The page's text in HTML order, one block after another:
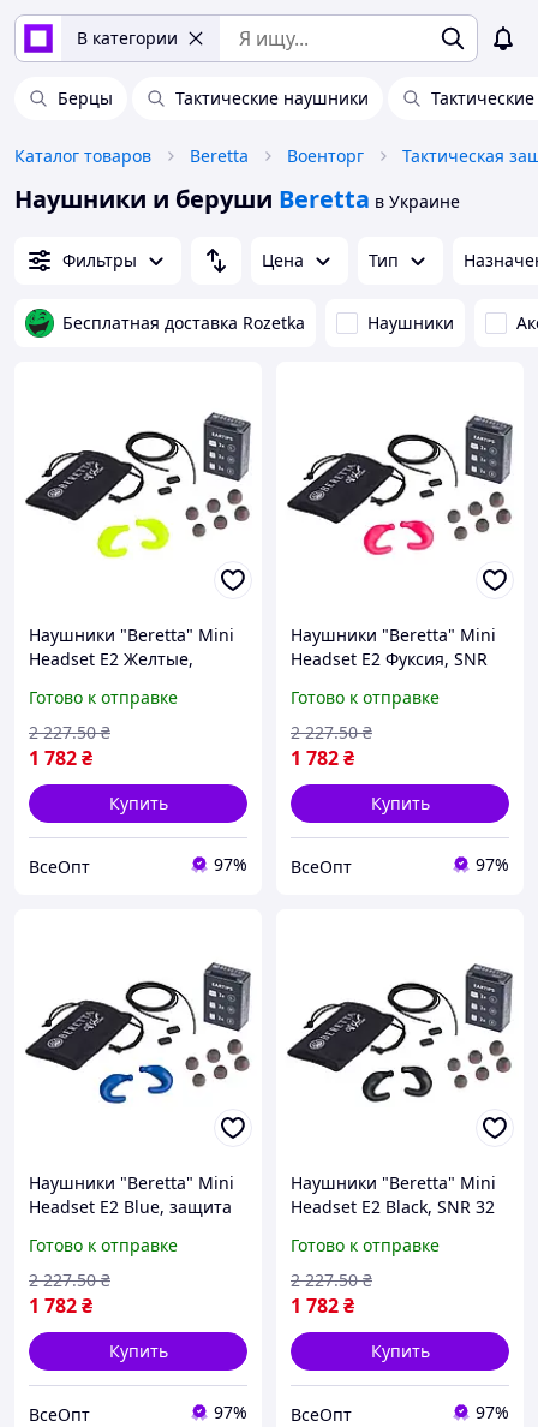
В категории
Берцы Тактические наушники
Каталог товаров Beretta Военторг Тактическая
Наушники и беруши Beretta в Украине
Фильтры Цена Тип
Бесплатная доставка Rozetka Наушники
Наушники "Beretta" Mini
Headset E2 Желтые,
съемный микрофон
Готово к отправке
1 782₴
2 227.50 ₴
Купить
ВсеОпт 97%
Наушники "Beretta" Mini
Headset E2 Фуксия, SNR
микрофон
Готово к отправке
1 782₴
2 227.50 ₴
Купить
ВсеОпт 97%
Наушники "Beretta" Mini
Headset E2 Blue, защита
микрофон
Готово к отправке
1 782₴
2 227.50 ₴
Купить
ВсеОпт 97%
Наушники "Beretta" Mini
Headset E2 Black, SNR 32
Готово к отправке
1 782₴
2 227.50 ₴
Купить
ВсеОпт 97%